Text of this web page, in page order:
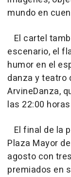
mundo en
El cartel
escenario, el
humor en el
danza y teatro
ArvineDanza,
las 22:00
El final de la
Plaza Mayor
agosto con
premiados en